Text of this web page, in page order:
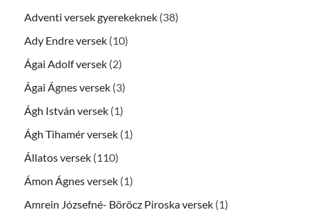
Adventi versek gyerekeknek (38)
Ady Endre versek (10)
Ágai Adolf versek (2)
Ágai Ágnes versek (3)
Ágh István versek (1)
Ágh Tihamér versek (1)
Állatos versek (110)
Ámon Ágnes versek (1)
Amrein Józsefné- Böröcz Piroska versek (1)